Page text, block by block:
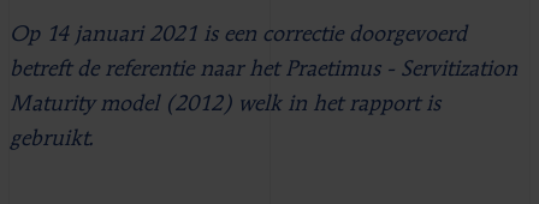
Op 14 januari 2021 is een correctie doorgevoerd
betreft de referentie naar het Praetimus - Servitization
Maturity model (2012) welk in het rapport is
gebruikt.